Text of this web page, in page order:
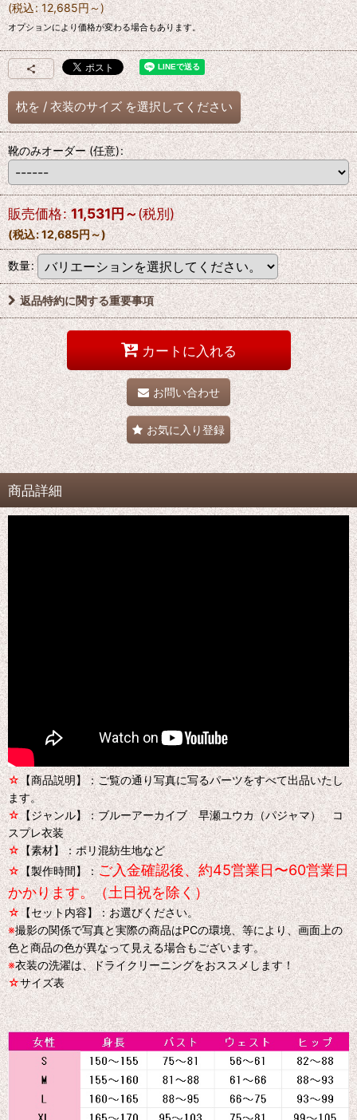
(税込: 12,685円～)
オプションにより価格が変わる場合もあります。
枕を / 衣装のサイズ を選択してください
靴のみオーダー(任意):
販売価格: 11,531円～(税別)
(税込:12,685円～)
数量:
返品特約に関する重要事項
カートに入れる
お問い合わせ
お気に入り登録
商品詳細
☆【商品説明】：ご覧の通り写真に写るパーツをすべて出品いたし
ます。
☆【ジャンル】：ブルーアーカイブ 早瀬ユウカ（パジャマ） コ
スプレ衣装
☆【素材】：ポリ混紡生地など
☆【製作時間】：ご入金確認後、約45営業日〜60営業日
かかります。（土日祝を除く）
☆【セット内容】：お選びください。
※撮影の関係で写真と実際の商品はPCの環境、等により、画面上の
色と商品の色が異なって見える場合もございます。
※衣装の洗濯は、ドライクリーニングをおススメします！
☆サイズ表